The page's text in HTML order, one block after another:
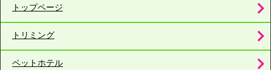
トップページ
トリミング
ペットホテル